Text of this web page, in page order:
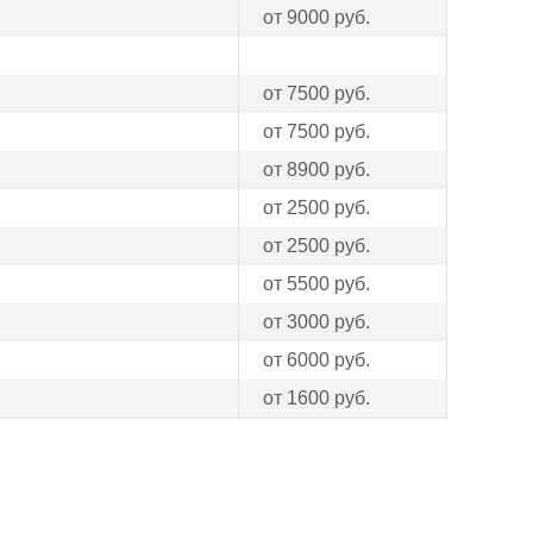
от 9000 руб.
от 7500 руб.
от 7500 руб.
от 8900 руб.
от 2500 руб.
от 2500 руб.
от 5500 руб.
от 3000 руб.
от 6000 руб.
от 1600 руб.